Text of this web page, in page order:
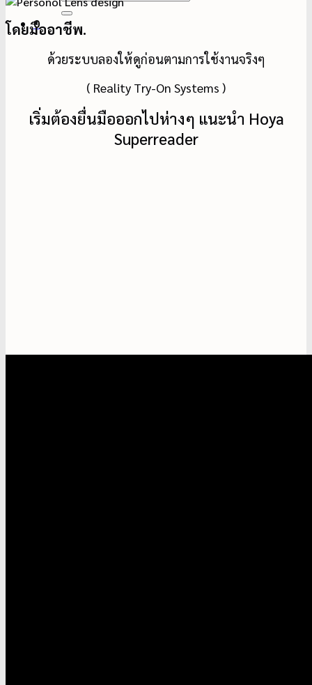
0
โดยมืออาชีพ.
ด้วยระบบลองให้ดูก่อนตามการใช้งานจริงๆ
( Reality Try-On Systems )
เริ่มต้องยื่นมือออกไปห่างๆ แนะนำ Hoya
Superreader